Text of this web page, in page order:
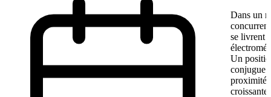
Dans un
se livrent
Un
conjugue
proximité.